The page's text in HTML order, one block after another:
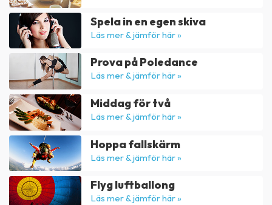
Spela in en egen skiva
Läs mer & jämför här »
Prova på Poledance
Läs mer & jämför här »
Middag för två
Läs mer & jämför här »
Hoppa fallskärm
Läs mer & jämför här »
Flyg luftballong
Läs mer & jämför här »